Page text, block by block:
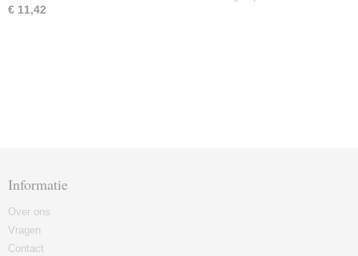
€ 11,42
Informatie
Over ons
Vragen
Contact